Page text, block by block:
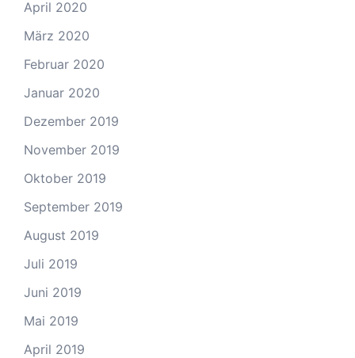
April 2020
März 2020
Februar 2020
Januar 2020
Dezember 2019
November 2019
Oktober 2019
September 2019
August 2019
Juli 2019
Juni 2019
Mai 2019
April 2019